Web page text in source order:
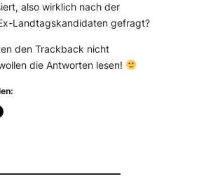
also wirklich nach der
Landtagskandidaten gefragt?
den Trackback nicht
die Antworten lesen!